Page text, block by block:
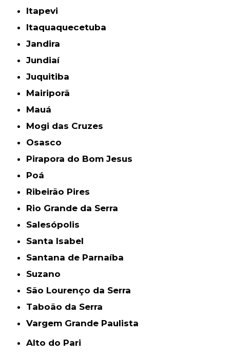
Itapevi
Itaquaquecetuba
Jandira
Jundiaí
Juquitiba
Mairiporã
Mauá
Mogi das Cruzes
Osasco
Pirapora do Bom Jesus
Poá
Ribeirão Pires
Rio Grande da Serra
Salesópolis
Santa Isabel
Santana de Parnaíba
Suzano
São Lourenço da Serra
Taboão da Serra
Vargem Grande Paulista
Alto do Pari